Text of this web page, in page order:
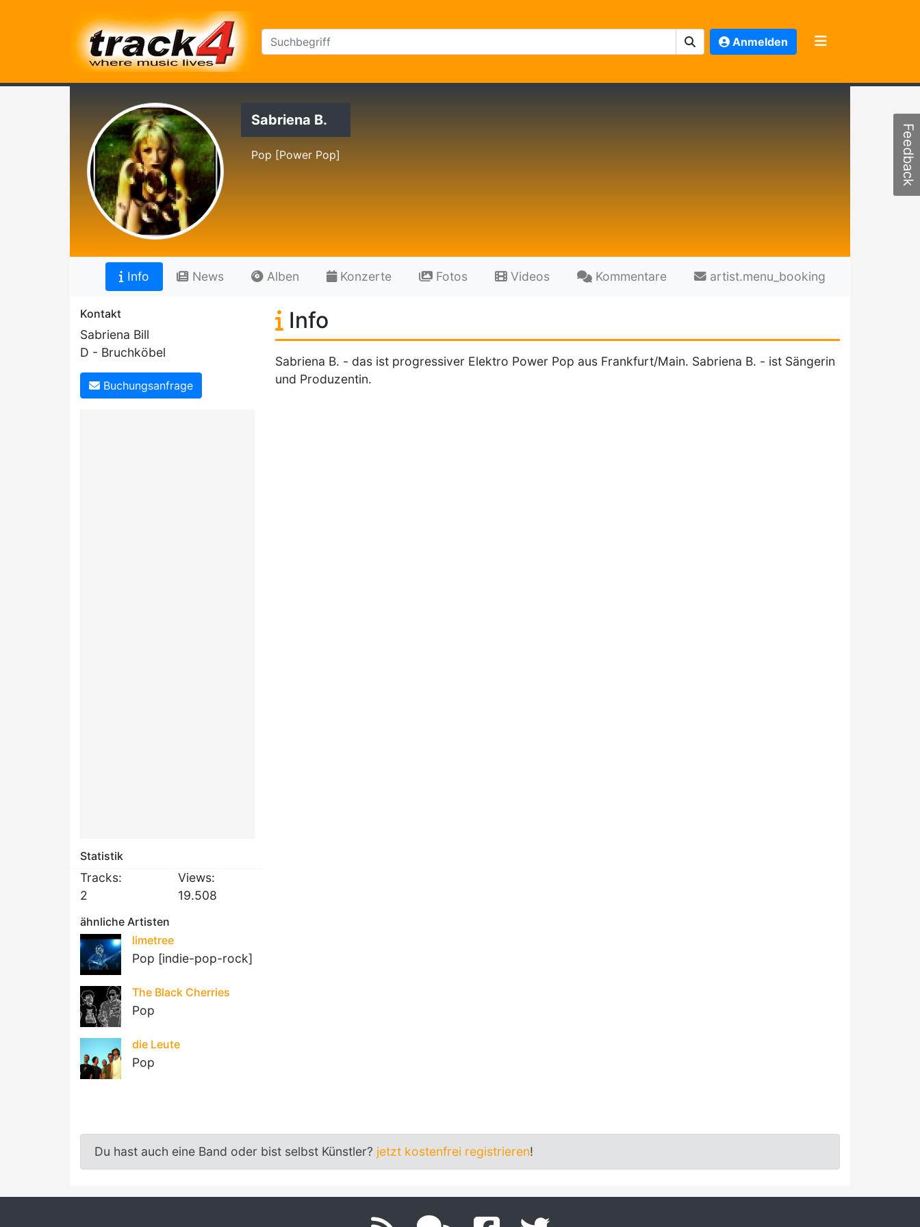
Anmelden
Sabriena B.
Pop [Power Pop]
Info News Alben Konzerte Fotos Videos Kommentare artist.menu_booking
Kontakt
Sabriena Bill
D - Bruchköbel
Buchungsanfrage
Statistik
Tracks:
2
Views:
19.508
ähnliche Artisten
limetree
Pop [indie-pop-rock]
The Black Cherries
Pop
die Leute
Pop
Info
Sabriena B. - das ist progressiver Elektro Power Pop aus Frankfurt/Main. Sabriena B. - ist Sängerin
und Produzentin.
Du hast auch eine Band oder bist selbst Künstler? jetzt kostenfrei registrieren!
Feedback